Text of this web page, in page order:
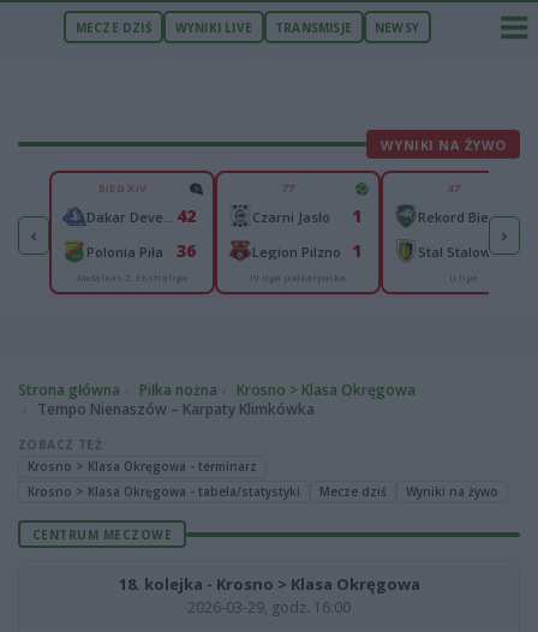
MECZE DZIŚ WYNIKI LIVE TRANSMISJE NEWSY
WYNIKI NA ŻYWO
‹
0
Moravia Morawica2
BIEG XIV
42
Polonia Piła 36
Metalkas 2. Ekstraliga
77'
Czarni Jasło 1
Legion Pilzno 1
IV liga podkarpacka
47'
Rekord Bielsko-Biała 2
Stal Stalowa Wola0
II liga
›
Strona główna Piłka nożna
Krosno > Klasa Okręgowa
Tempo Nienaszów – Karpaty Klimkówka
ZOBACZ TEŻ
Krosno > Klasa Okręgowa - terminarz
Krosno > Klasa Okręgowa - tabela/statystyki
Mecze dziś Wyniki na żywo
CENTRUM MECZOWE
18. kolejka - Krosno > Klasa Okręgowa
2026-03-29, godz. 16:00